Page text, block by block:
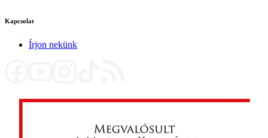
Kapcsolat
Írjon nekünk